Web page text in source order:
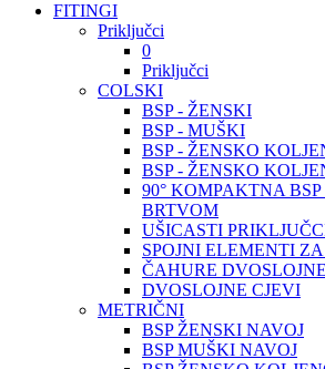
FITINGI
Priključci
0
Priključci
COLSKI
BSP - ŽENSKI
BSP - MUŠKI
BSP - ŽENSKO
BSP - ŽENSKO
90° KOMPAKTNA
BRTVOM
UŠICASTI
SPOJNI ELEMENTI
ČAHURE DVOSLOJNE
DVOSLOJNE CJEVI
METRIČNI
BSP ŽENSKI NAVOJ
BSP MUŠKI NAVOJ